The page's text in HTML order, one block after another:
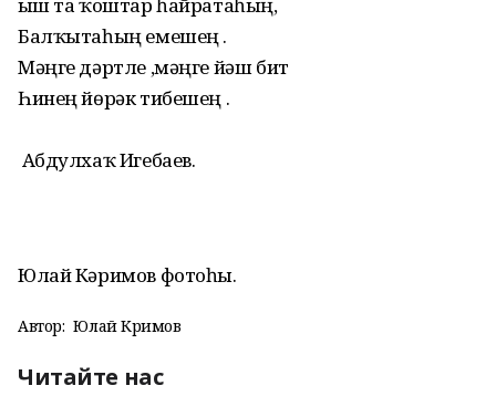
Балҡытаһың емешең .
Мәңге дәртле ,мәңге йәш бит
Һинең йөрәк тибешең .
Абдулхаҡ Игебаев.
Юлай Кәримов фотоһы.
Автор: Юлай Кәримов
Читайте нас